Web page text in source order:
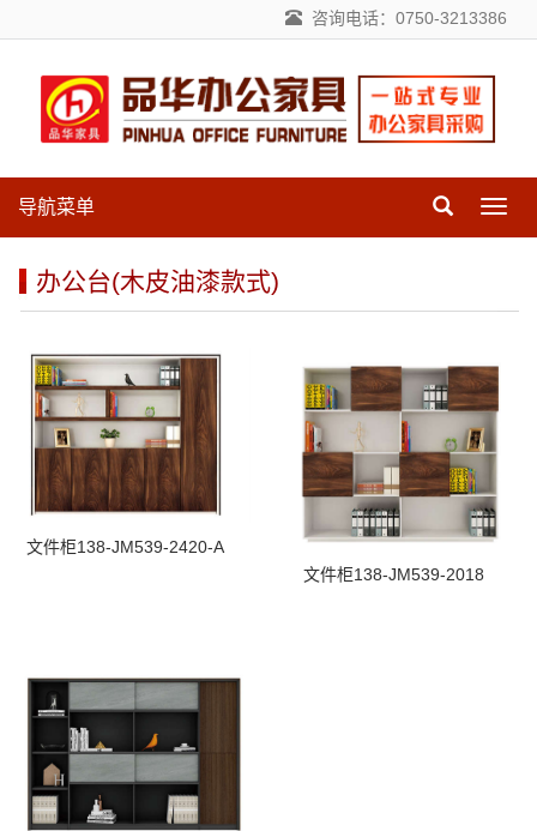
咨询电话：0750-3213386
导
航
导航菜单
办公台(木皮油漆款式)
文件柜138-JM539-2420-A
文件柜138-JM539-2018